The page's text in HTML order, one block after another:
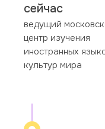
сейчас
ведущий
центр изучения
иностранных
культур мира